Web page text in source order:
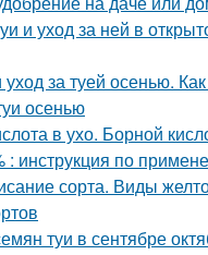
и уход за ней в
за туей осенью.
осенью
в ухо. Борной
: инструкция по
сорта. Виды
туи в сентябре